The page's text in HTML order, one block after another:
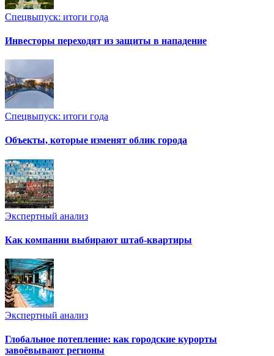
Спецвыпуск: итоги года
Инвесторы переходят из защиты в нападение
Спецвыпуск: итоги года
Объекты, которые изменят облик города
Экспертный анализ
Как компании выбирают штаб-квартиры
Экспертный анализ
Глобальное потепление: как городские курорты
завоёвывают регионы